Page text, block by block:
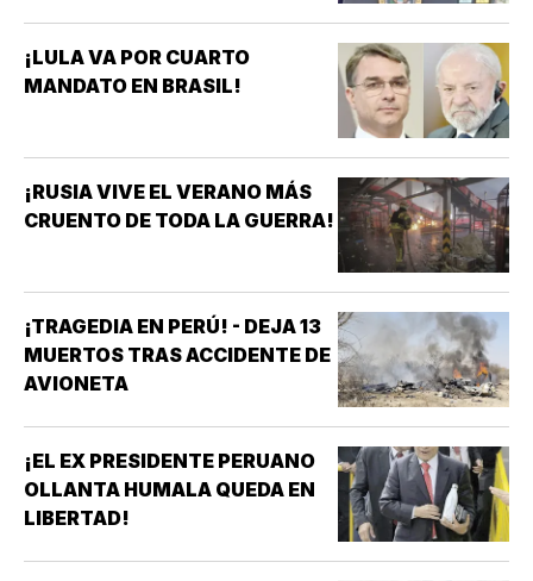
¡LULA VA POR CUARTO
MANDATO EN BRASIL!
¡RUSIA VIVE EL VERANO MÁS
CRUENTO DE TODA LA GUERRA!
¡TRAGEDIA EN PERÚ! - DEJA 13
MUERTOS TRAS ACCIDENTE DE
AVIONETA
¡EL EX PRESIDENTE PERUANO
OLLANTA HUMALA QUEDA EN
LIBERTAD!